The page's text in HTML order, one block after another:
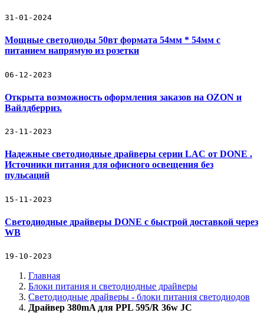
31-01-2024
Мощные светодиоды 50вт формата 54мм * 54мм с
питанием напрямую из розетки
06-12-2023
Открыта возможность оформления заказов на OZON и
Вайлдберриз.
23-11-2023
Надежные светодиодные драйверы серии LAC от DONE .
Источники питания для офисного освещения без
пульсаций
15-11-2023
Светодиодные драйверы DONE с быстрой доставкой через
WB
19-10-2023
Главная
Блоки питания и светодиодные драйверы
Светодиодные драйверы - блоки питания светодиодов
Драйвер 380mA для PPL 595/R 36w JC